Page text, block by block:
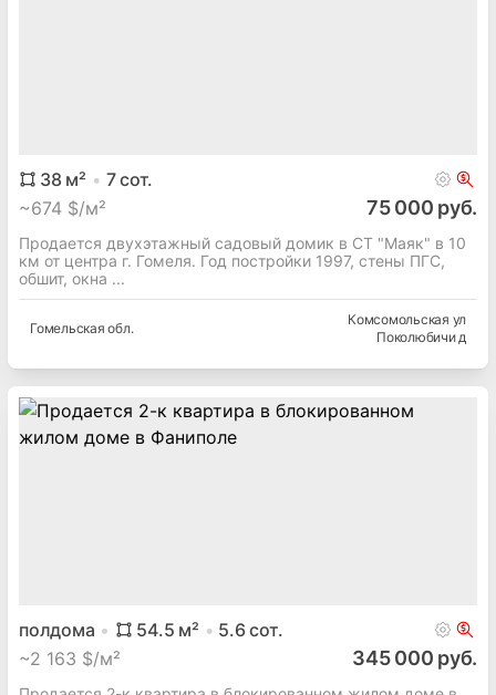
38 м² 7сот.
~674 $/м² 75 000 руб.
Продается двухэтажный садовый домик в СТ "Маяк" в 10
км от центра г. Гомеля. Год постройки 1997, стены ПГС,
обшит, окна ...
Гомельская обл.
Комсомольская ул
Поколюбичи д
полдома 54.5 м² 5.6сот.
~2 163 $/м² 345 000 руб.